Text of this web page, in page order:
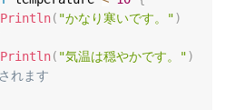
Println( "かなり寒いです。")
Println( "気温は穏やかです。")
れます